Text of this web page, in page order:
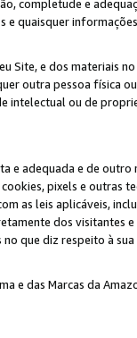
completude e
quaisquer
Site, e dos materiais
outra pessoa física
intelectual ou de
e adequada e de
pixels e outras
as leis aplicáveis,
dos visitantes
que diz respeito à
e das Marcas da